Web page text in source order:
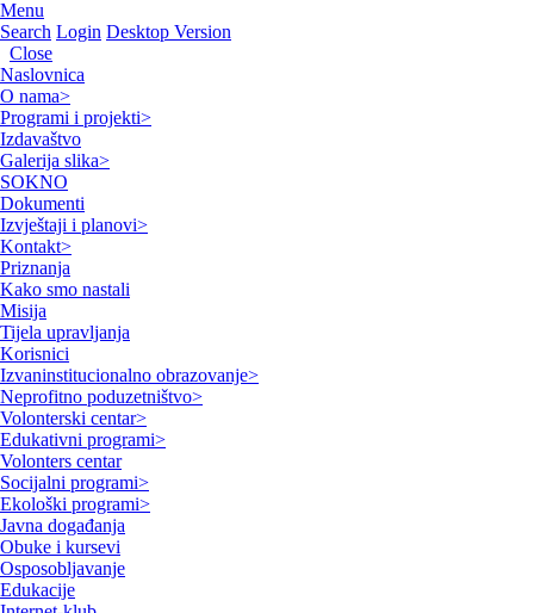
Menu
Search Login Desktop Version
Close
Naslovnica
O nama>
Programi i projekti>
Izdavaštvo
Galerija slika>
SOKNO
Dokumenti
Izvještaji i planovi>
Kontakt>
Priznanja
Kako smo nastali
Misija
Tijela upravljanja
Korisnici
Izvaninstitucionalno obrazovanje>
Neprofitno poduzetništvo>
Volonterski centar>
Edukativni programi>
Volonters centar
Socijalni programi>
Ekološki programi>
Javna događanja
Obuke i kursevi
Osposobljavanje
Edukacije